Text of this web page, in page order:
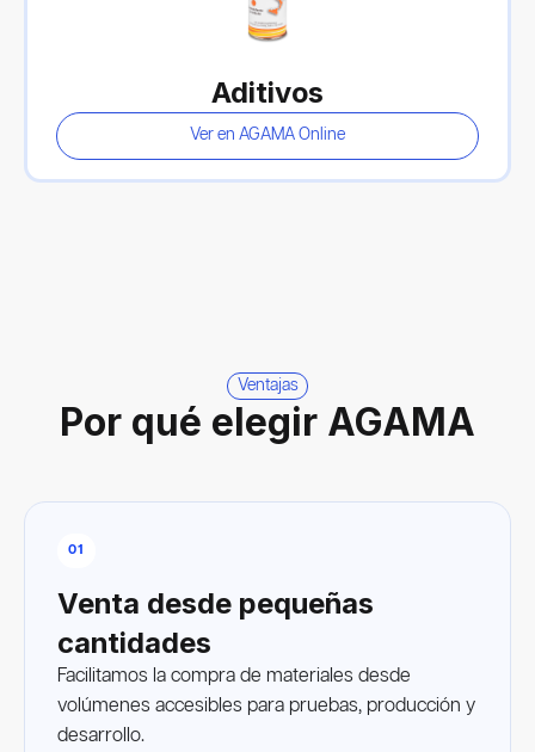
Aditivos
Ver en AGAMA Online
Ventajas
Por qué elegir AGAMA
01
Venta desde pequeñas
cantidades
Facilitamos la compra de materiales desde
volúmenes accesibles para pruebas, producción y
desarrollo.